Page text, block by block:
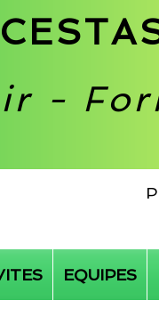
-
EQUIPES